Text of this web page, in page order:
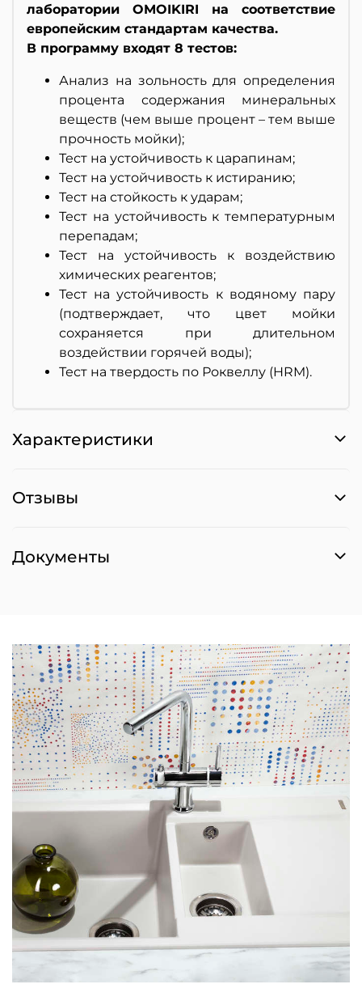
лаборатории OMOIKIRI на соответствие
европейским стандартам качества.
В программу входят 8 тестов:
Анализ на зольность для определения
процента содержания минеральных
веществ (чем выше процент – тем выше
прочность мойки);
Тест на устойчивость к царапинам;
Тест на устойчивость к истиранию;
Тест на стойкость к ударам;
Тест на устойчивость к температурным
перепадам;
Тест на устойчивость к воздействию
химических реагентов;
Тест на устойчивость к водяному пару
(подтверждает, что цвет мойки
сохраняется при длительном
воздействии горячей воды);
Тест на твердость по Роквеллу (HRM).
Характеристики
Отзывы
Документы